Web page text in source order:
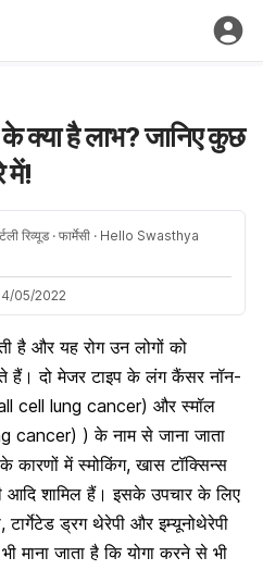
क्या है लाभ? जानिए कुछ
में!
रिव्यूड · फार्मेसी · Hello Swasthya
05/2022
और यह रोग उन लोगों को
हैं। दो मेजर टाइप के लंग कैंसर नॉन-
cell lung cancer) और स्मॉल
) के नाम से जाना जाता
में स्मोकिंग, खास टॉक्सिन्स
आदि शामिल हैं। इसके उपचार के लिए
टार्गेटेड ड्रग थेरेपी और इम्यूनोथेरेपी
माना जाता है कि योगा करने से भी